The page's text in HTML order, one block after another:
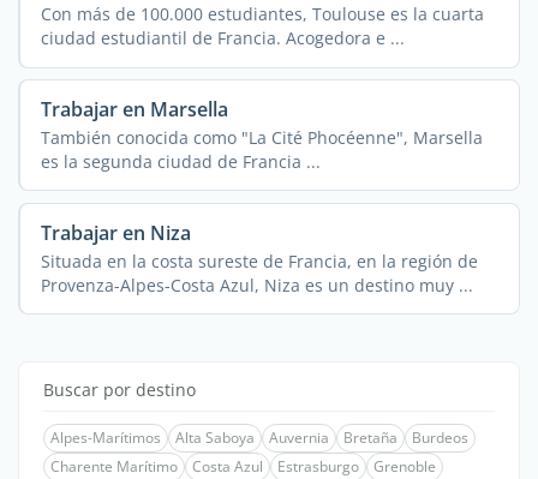
Con más de 100.000 estudiantes, Toulouse es la cuarta
ciudad estudiantil de Francia. Acogedora e ...
Trabajar en Marsella
También conocida como "La Cité Phocéenne", Marsella
es la segunda ciudad de Francia ...
Trabajar en Niza
Situada en la costa sureste de Francia, en la región de
Provenza-Alpes-Costa Azul, Niza es un destino muy ...
Buscar por destino
Alpes-Marítimos Alta Saboya Auvernia Bretaña
Burdeos
Charente Marítimo
Costa Azul Estrasburgo
Grenoble